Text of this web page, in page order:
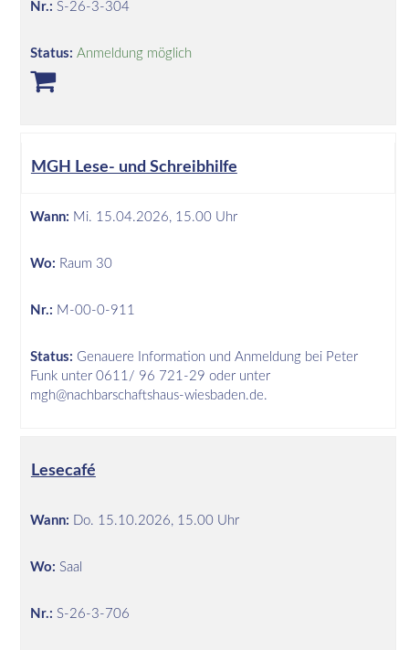
Nr.: S-26-3-304
Status: Anmeldung möglich
MGH Lese- und Schreibhilfe
Wann: Mi. 15.04.2026, 15.00 Uhr
Wo: Raum 30
Nr.: M-00-0-911
Status: Genauere Information und Anmeldung bei Peter
Funk unter 0611/ 96 721-29 oder unter
mgh@nachbarschaftshaus-wiesbaden.de.
Lesecafé
Wann: Do. 15.10.2026, 15.00 Uhr
Wo: Saal
Nr.: S-26-3-706